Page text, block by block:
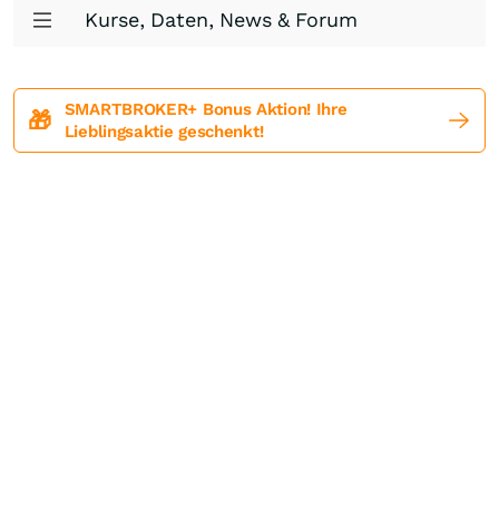
Kurse, Daten, News & Forum
🎁
SMARTBROKER+ Bonus Aktion! Ihre
Lieblingsaktie geschenkt!